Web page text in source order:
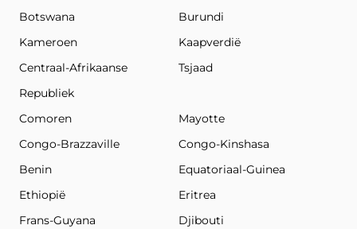
Botswana
Burundi
Kameroen
Kaapverdië
Centraal-Afrikaanse
Republiek
Tsjaad
Comoren
Mayotte
Congo-Brazzaville
Congo-Kinshasa
Benin
Equatoriaal-Guinea
Ethiopië
Eritrea
Frans-Guyana
Djibouti